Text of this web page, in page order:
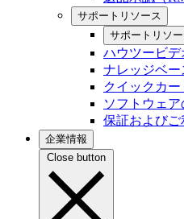
サポートリソース
サポートリソ
ハウツービデ
ナレッジベー
クイックカ
ソフトウェ
保証およびご
企業情報
Close button